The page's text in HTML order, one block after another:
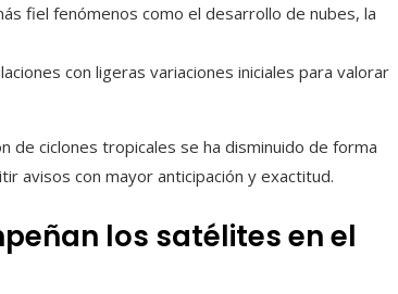
fiel fenómenos como el desarrollo de nubes, la
con ligeras variaciones iniciales para valorar
de ciclones tropicales se ha disminuido de forma
avisos con mayor anticipación y exactitud.
los satélites en el